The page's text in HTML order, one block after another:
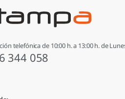
telefónica de 10:00 h. a 13:00 h. de
344 058